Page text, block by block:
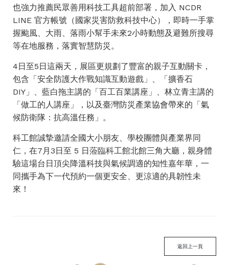
也強力推薦民眾善用科技工具超前部署，加入 NCDR
LINE 官方帳號（國家災害防救科技中心），即時一手掌
握颱風、大雨、落雨小幫手未來2小時動態及避難所搜尋
等在地服務，落實智慧防災。
4日至5日這兩天，展區更規劃了豐富的親子互動關卡，
包含「安全防護大作戰知識互動遊戲」、「擴香石
DIY」、藍白拖主講的「百工百業講座」、林立青主講的
「做工的人講座」，以及臺灣防災產業協會帶來的「氣
候防衛隊：抗高溫任務」。
科工館誠摯邀請全國大小朋友、學校團體與產業界同
仁，在7月3日至 5 日蒞臨科工館北館三角大廳，親身體
驗這場台日頂尖降溫科技與氣候調適的知性嘉年華，一
同攜手為下一代預約一個更安全、更涼適的具韌性未
來！
返回上一頁